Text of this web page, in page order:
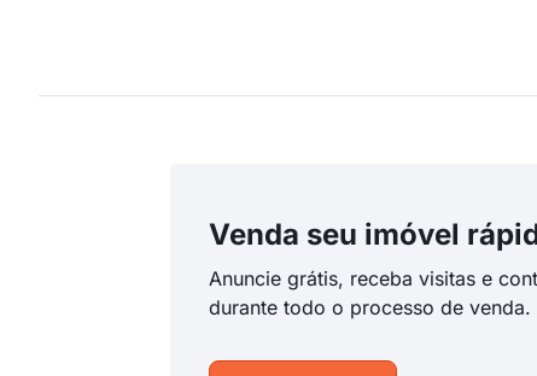
Venda seu imóvel
Anuncie grátis, receba visitas e
durante todo o processo de venda.